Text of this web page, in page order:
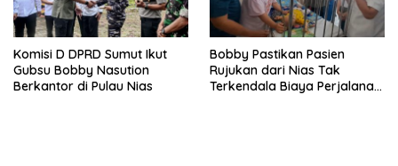
Komisi D DPRD Sumut Ikut
Gubsu Bobby Nasution
Berkantor di Pulau Nias
Bobby Pastikan Pasien
Rujukan dari Nias Tak
Terkendala Biaya Perjalanan